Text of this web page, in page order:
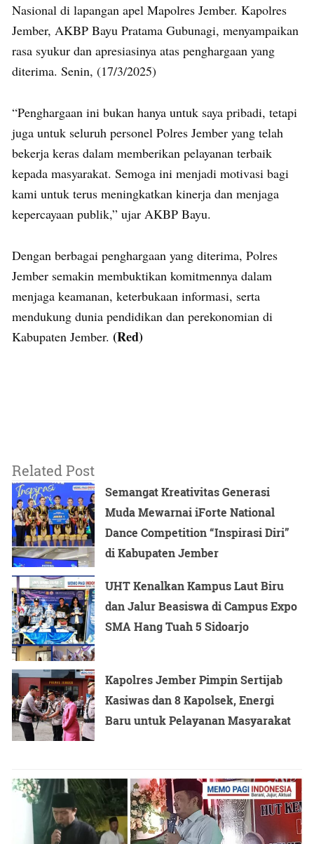
Nasional di lapangan apel Mapolres Jember. Kapolres
Jember, AKBP Bayu Pratama Gubunagi, menyampaikan
rasa syukur dan apresiasinya atas penghargaan yang
diterima. Senin, (17/3/2025)
“Penghargaan ini bukan hanya untuk saya pribadi, tetapi
juga untuk seluruh personel Polres Jember yang telah
bekerja keras dalam memberikan pelayanan terbaik
kepada masyarakat. Semoga ini menjadi motivasi bagi
kami untuk terus meningkatkan kinerja dan menjaga
kepercayaan publik,” ujar AKBP Bayu.
Dengan berbagai penghargaan yang diterima, Polres
Jember semakin membuktikan komitmennya dalam
menjaga keamanan, keterbukaan informasi, serta
mendukung dunia pendidikan dan perekonomian di
Kabupaten Jember. (Red)
Related Post
Semangat Kreativitas Generasi
Muda Mewarnai iForte National
Dance Competition “Inspirasi Diri”
di Kabupaten Jember
UHT Kenalkan Kampus Laut Biru
dan Jalur Beasiswa di Campus Expo
SMA Hang Tuah 5 Sidoarjo
Kapolres Jember Pimpin Sertijab
Kasiwas dan 8 Kapolsek, Energi
Baru untuk Pelayanan Masyarakat